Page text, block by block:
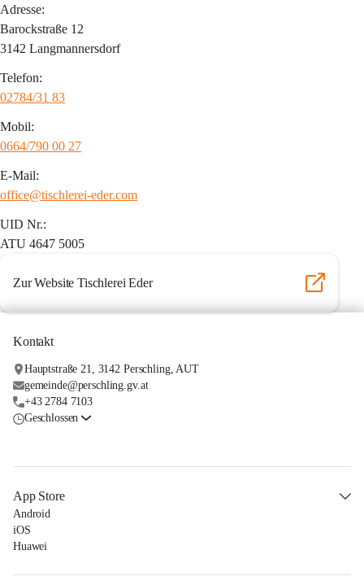
Adresse:
Barockstraße 12
3142 Langmannersdorf
Telefon:
02784/31 83
Mobil:
0664/790 00 27
E-Mail:
office@tischlerei-eder.com
UID Nr.:
ATU 4647 5005
Zur Website Tischlerei Eder
Kontakt
Hauptstraße 21, 3142 Perschling, AUT
gemeinde@perschling.gv.at
+43 2784 7103
Geschlossen
App Store
Android
iOS
Huawei